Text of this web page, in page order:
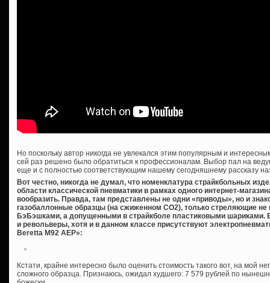
Но поскольку автор никогда не увлекался этим популярным и
сей раз решено было обратиться к профессионалам. Выбор пал на
еще и с полностью соответствующим нашему сегодняшнему рассказу
Вот честно, никогда не думал, что номенклатура страйкбольных
области классической пневматики в рамках одного интернет-
вообразить. Правда, там представлены не одни «приводы», но и
газобаллонные образцы (на сжиженном СО2), только стреляющие
БэБэшками, а допущенными в страйкболе пластиковыми шариками.
и револьверы, хотя и в данном классе присутствуют
Beretta M92 AEP»:
Кстати, крайне интересно было оценить стоимость такого вот, на мой
сложного образца. Признаюсь, ожидал худшего: 7 579 рублей по